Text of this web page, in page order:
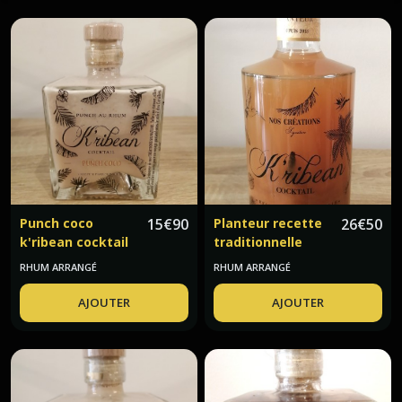
Punch coco
k'ribean cocktail
15€90
RHUM ARRANGÉ
AJOUTER
Planteur recette
traditionnelle
artisanale
26€50
RHUM ARRANGÉ
AJOUTER
Vin
blanc
(3)
rosé
(1)